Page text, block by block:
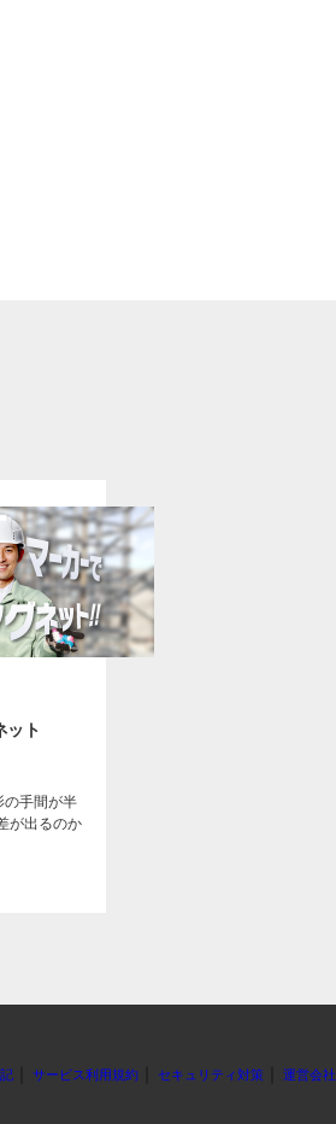
ット
の手間が半
が出るのか
｜サービス利用規約｜セキュリティ対策｜運営会社